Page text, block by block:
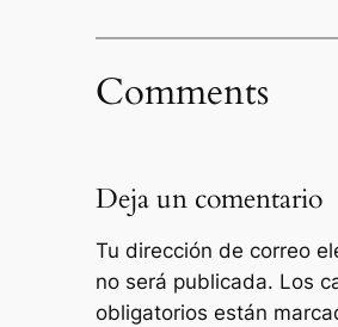
Comments
Deja un comentario
Tu dirección de correo
no será publicada. Los
obligatorios están